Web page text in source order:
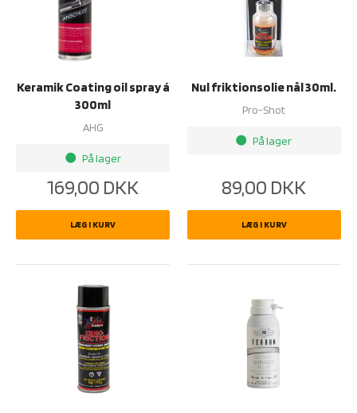
Keramik Coating oil spray á
300ml
AHG
brightness_1 På lager
169,00 DKK
LÆG I KURV
Nul friktionsolie nål 30ml.
Pro-Shot
brightness_1 På lager
89,00 DKK
LÆG I KURV